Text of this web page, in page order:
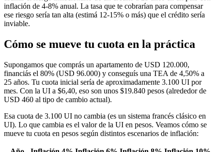
inflación de 4-8% anual. La tasa que te cobrarían para compensar
ese riesgo sería tan alta (estimá 12-15% o más) que el crédito sería
inviable.
Cómo se mueve tu cuota en la práctica
Supongamos que comprás un apartamento de USD 120.000,
financiás el 80% (USD 96.000) y conseguís una TEA de 4,50% a
25 años. Tu cuota inicial sería de aproximadamente 3.100 UI por
mes. Con la UI a $6,40, eso son unos $19.840 pesos (alrededor de
USD 460 al tipo de cambio actual).
Esa cuota de 3.100 UI no cambia (es un sistema francés clásico en
UI). Lo que cambia es el valor de la UI en pesos. Veamos cómo se
mueve tu cuota en pesos según distintos escenarios de inflación: